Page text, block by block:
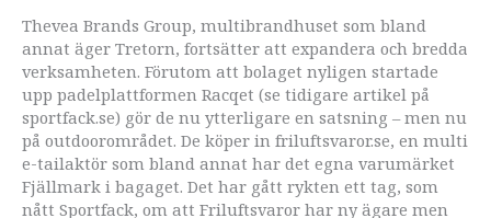
Thevea Brands Group, multibrandhuset som bland
annat äger Tretorn, fortsätter att expandera och bredda
verksamheten. Förutom att bolaget nyligen startade
upp padelplattformen Racqet (se tidigare artikel på
sportfack.se) gör de nu ytterligare en satsning – men nu
på outdoorområdet. De köper in friluftsvaror.se, en multi
e-tailaktör som bland annat har det egna varumärket
Fjällmark i bagaget. Det har gått rykten ett tag, som
nått Sportfack, om att Friluftsvaror har ny ägare men